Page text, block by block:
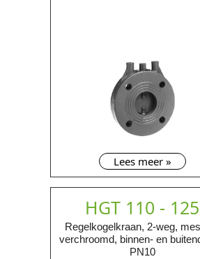
Lees meer »
HGT 110 - 125
Regelkogelkraan, 2-weg,
verchroomd, binnen- en
PN10